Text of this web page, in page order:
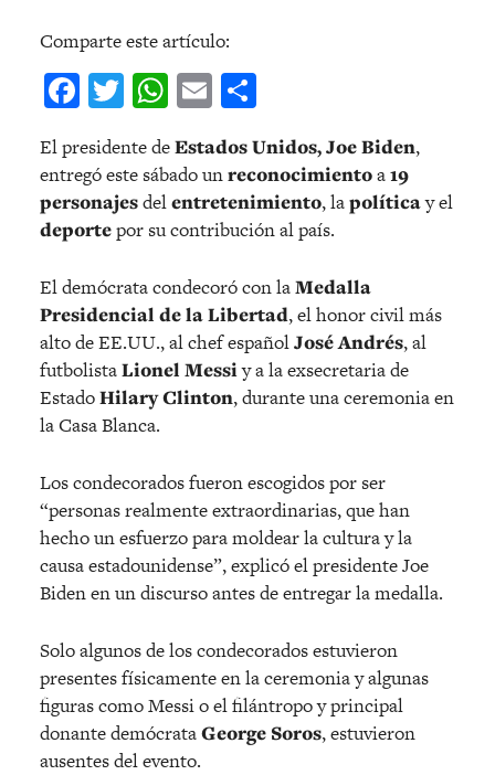
Comparte este artículo:
Facebook
Twitter
WhatsApp
Email
El presidente deEstados Unidos, Joe Biden,
entregó este sábado unreconocimientoa19
personajesdelentretenimiento, lapolíticay el
deportepor su contribución al país.
El demócrata condecoró con laMedalla
Presidencial de la Libertad, el honor civil más
alto de EE.UU., al chef españolJosé Andrés, al
futbolistaLionel Messiy a la exsecretaria de
EstadoHilary Clinton, durante una ceremonia en
la Casa Blanca.
Los condecorados fueron escogidos por ser
“personas realmente extraordinarias, que han
hecho un esfuerzo para moldear la cultura y la
causa estadounidense”, explicó el presidente Joe
Biden en un discurso antes de entregar la medalla.
Solo algunos de los condecorados estuvieron
presentes físicamente en la ceremonia y algunas
figuras como Messi o el filántropo y principal
donante demócrataGeorge Soros, estuvieron
ausentes del evento.